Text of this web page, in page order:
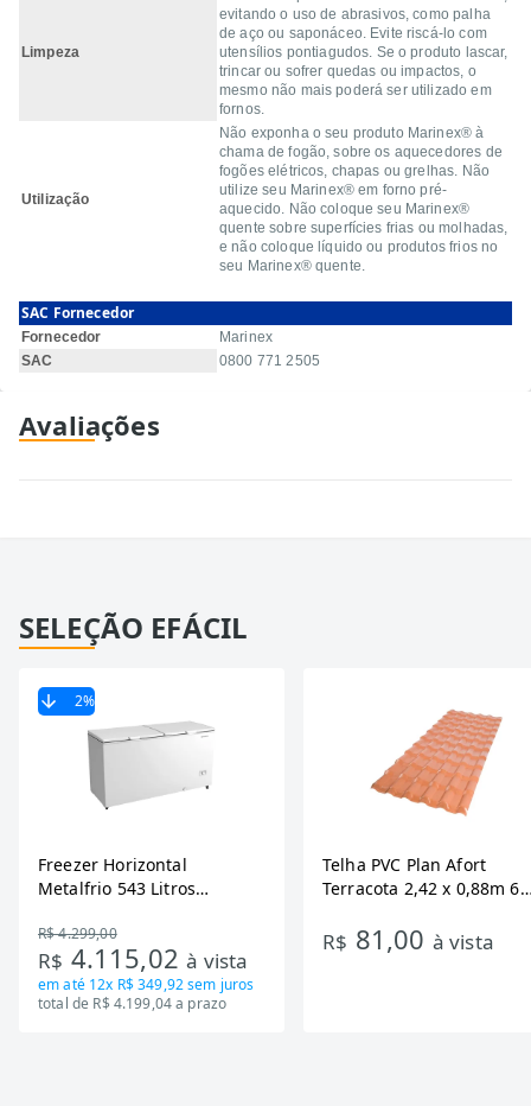
Limpeza
evitando o uso de abrasivos, como palha
de aço ou saponáceo. Evite riscá-lo com
utensílios pontiagudos. Se o produto lascar,
trincar ou sofrer quedas ou impactos, o
mesmo não mais poderá ser utilizado em
fornos.
Utilização
Não exponha o seu produto Marinex® à
chama de fogão, sobre os aquecedores de
fogões elétricos, chapas ou grelhas. Não
utilize seu Marinex® em forno pré-
aquecido. Não coloque seu Marinex®
quente sobre superfícies frias ou molhadas,
e não coloque líquido ou produtos frios no
seu Marinex® quente.
SAC Fornecedor
Fornecedor
Marinex
SAC
0800 771 2505
Avaliações
SELEÇÃO EFÁCIL
2%
Freezer Horizontal
Metalfrio 543 Litros
Tecnologia Inverter, Branco,
Bivolt
R$ 4.299,00
R$ 4.115,02à vista
em até 12x R$ 349,92sem juros
total de R$ 4.199,04 a prazo
Telha PVC Plan Afort
Terracota 2,42 x 0,88m 6
R$ 81,00 à vista